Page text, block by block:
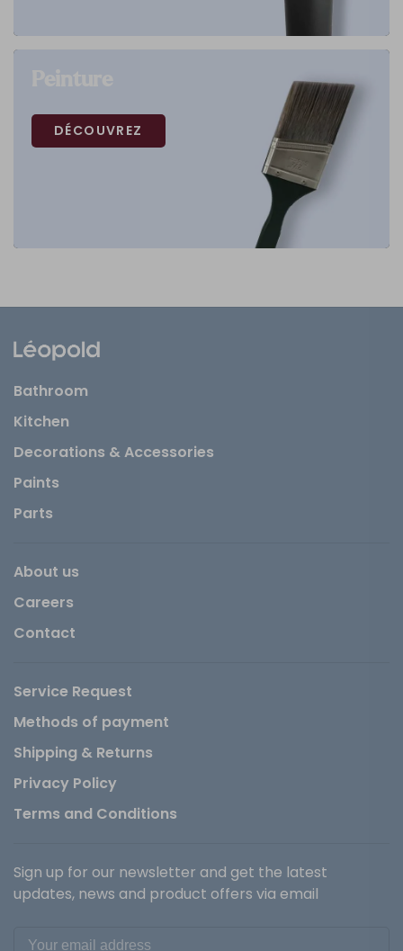
DÉCOUVREZ
Bathroom
Kitchen
Decorations & Accessories
Paints
Parts
About us
Careers
Contact
Service Request
Methods of payment
Shipping & Returns
Privacy Policy
Terms and Conditions
Sign up for our newsletter and get the latest
updates, news and product offers via email